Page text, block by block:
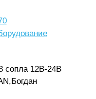
сопла 12В-24В